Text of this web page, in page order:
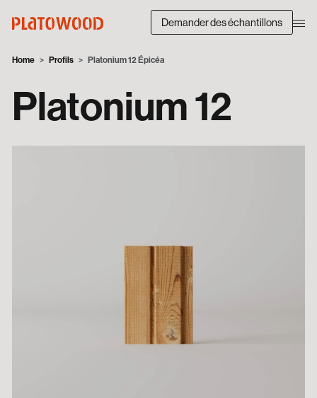
Demander des échantillons
Home Profils Platonium 12 Épicéa
Platonium 12